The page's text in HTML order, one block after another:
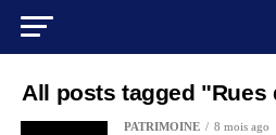
All posts tagged "Rues
PATRIMOINE 8 mois ago